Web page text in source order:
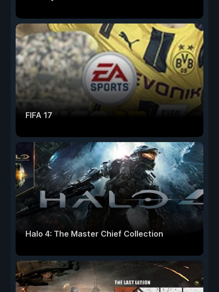
FIFA 17
Halo 4: The Master Chief Collection